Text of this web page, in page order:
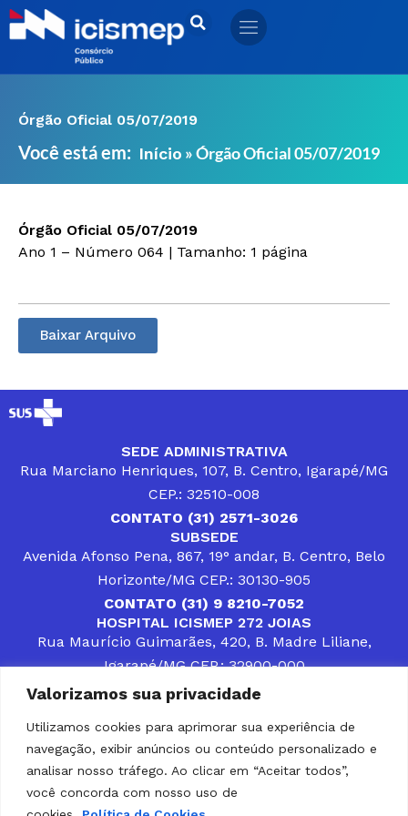
Valorizamos sua privacidade
Utilizamos cookies para aprimorar sua experiência de
navegação, exibir anúncios ou conteúdo personalizado e
analisar nosso tráfego. Ao clicar em “Aceitar todos”,
você concorda com nosso uso de
Ir
para
Órgão Oficial 05/07/2019
Você está em: Início »Órgão Oficial 05/07/2019
Órgão Oficial 05/07/2019
Ano 1 – Número 064 | Tamanho: 1 página
Baixar Arquivo
SEDE ADMINISTRATIVA
Rua Marciano Henriques, 107, B. Centro, Igarapé/MG
CEP.: 32510-008
CONTATO (31) 2571-3026
SUBSEDE
Avenida Afonso Pena, 867, 19° andar, B. Centro, Belo
Horizonte/MG CEP.: 30130-905
CONTATO (31) 9 8210-7052
HOSPITAL ICISMEP 272 JOIAS
Rua Maurício Guimarães, 420, B. Madre Liliane,
Igarapé/MG CEP.: 32900-000
CONTATOS (31) 3512-4400 ou (31) 9 8309-8660
DESENVOLVER SOLUÇÕES, AÇÕES E SERVIÇOS
PÚBLICOS QUE COMPLEMENTEM A ASSISTÊNCIA À
POPULAÇÃO DA REGIÃO EM QUE ATUA, SENDO
PARCEIRO DOS MUNICÍPIOS CONSORCIADOS NA
SOLUÇÃO DE DIFICULDADES ENFRENTADAS POR
GESTORES MUNICIPAIS, É O COMPROMISSO DO
ICISMEP.